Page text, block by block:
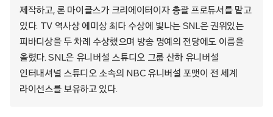
제작하고, 론 마이클스가 크리에이터이자 총괄 프로듀서를 맡고
있다. TV 역사상 에미상 최다 수상에 빛나는 SNL은 권위있는
피바디상을 두 차례 수상했으며 방송 명예의 전당에도 이름을
올렸다. SNL은 유니버설 스튜디오 그룹 산하 유니버설
인터내셔널 스튜디오 소속의 NBC 유니버설 포맷이 전 세계
라이선스를 보유하고 있다.